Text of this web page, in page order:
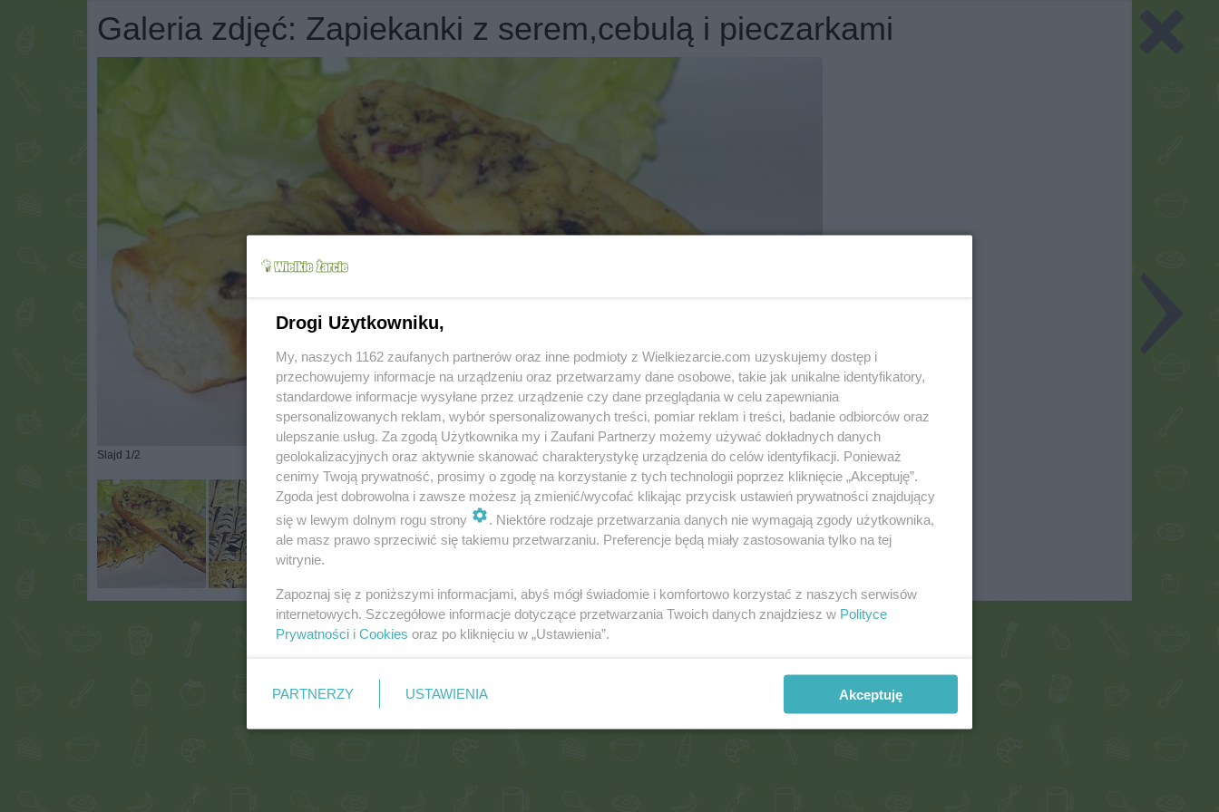
Galeria zdjęć: Zapiekanki z serem,cebulą i pieczarkami
Slajd 1/2 Fot: evita0007
Drogi Użytkowniku,
My, naszych 1162 zaufanych partnerów oraz inne podmioty z Wielkiezarcie.com uzyskujemy dostęp i
przechowujemy informacje na urządzeniu oraz przetwarzamy dane osobowe, takie jak unikalne identyfikatory,
standardowe informacje wysyłane przez urządzenie czy dane przeglądania w celu zapewniania
spersonalizowanych reklam, wybór spersonalizowanych treści, pomiar reklam i treści, badanie odbiorców oraz
ulepszanie usług. Za zgodą Użytkownika my i Zaufani Partnerzy możemy używać dokładnych danych
geolokalizacyjnych oraz aktywnie skanować charakterystykę urządzenia do celów identyfikacji. Ponieważ
cenimy Twoją prywatność, prosimy o zgodę na korzystanie z tych technologii poprzez kliknięcie „Akceptuję”.
Zgoda jest dobrowolna i zawsze możesz ją zmienić/wycofać klikając przycisk ustawień prywatności znajdujący
się w lewym dolnym rogu strony
. Niektóre rodzaje przetwarzania danych nie wymagają zgody użytkownika,
ale masz prawo sprzeciwić się takiemu przetwarzaniu. Preferencje będą miały zastosowania tylko na tej
witrynie.
Zapoznaj się z poniższymi informacjami, abyś mógł świadomie i komfortowo korzystać z naszych serwisów
internetowych. Szczegółowe informacje dotyczące przetwarzania Twoich danych znajdziesz w Polityce
Prywatności i Cookies oraz po kliknięciu w „Ustawienia”.
PARTNERZY USTAWIENIA Akceptuję